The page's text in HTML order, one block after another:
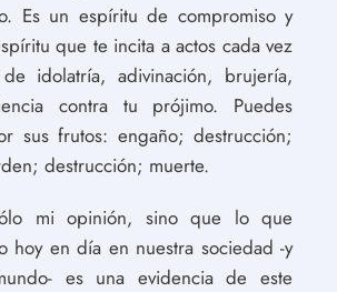
Es un espíritu de compromiso y
que te incita a actos cada vez
idolatría, adivinación, brujería,
contra tu prójimo. Puedes
sus frutos: engaño; destrucción;
destrucción; muerte.
mi opinión, sino que lo que
hoy en día en nuestra sociedad -y
es una evidencia de este